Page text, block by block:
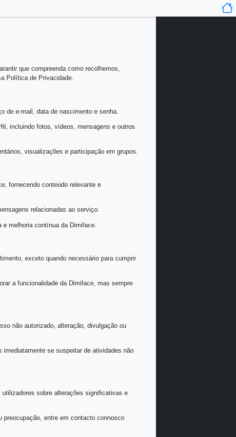
com os termos da nossa Política de Privacidade.
como gostos, comentários, visualizações e
sua experiência na Dimiface, fornecendo conteúdo relevante e
de recursos e mensagens relacionadas ao serviço.
análises internas, pesquisa e melhoria contínua da Dimiface.
sem o seu consentimento, exceto quando necessário
de serviços para melhorar a funcionalidade da Dimiface,
informações contra acesso não autorizado, alteração,